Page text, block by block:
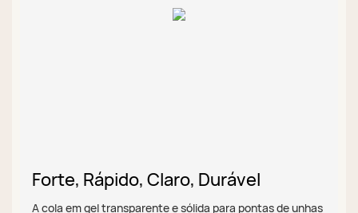
Forte, Rápido, Claro, Durável
A cola em gel transparente e sólida para pontas de unhas